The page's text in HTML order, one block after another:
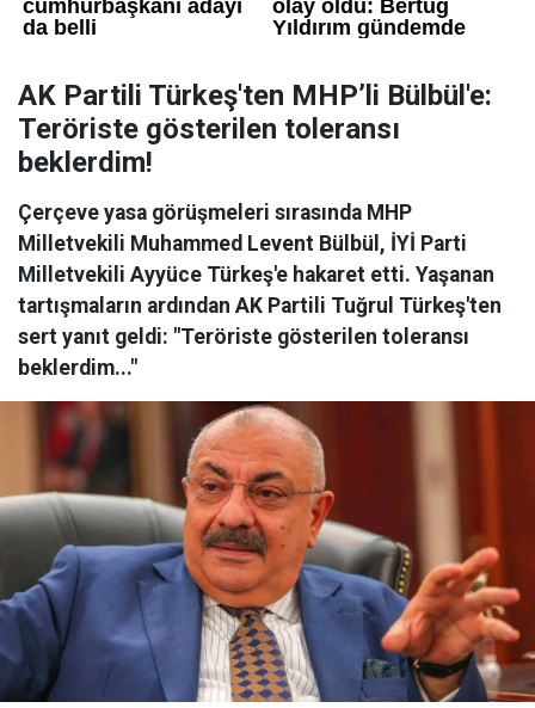
AK Partili Türkeş'ten MHP’li Bülbül'e:
Teröriste gösterilen toleransı
beklerdim!
Çerçeve yasa görüşmeleri sırasında MHP
Milletvekili Muhammed Levent Bülbül, İYİ Parti
Milletvekili Ayyüce Türkeş'e hakaret etti. Yaşanan
tartışmaların ardından AK Partili Tuğrul Türkeş'ten
sert yanıt geldi: "Teröriste gösterilen toleransı
beklerdim..."